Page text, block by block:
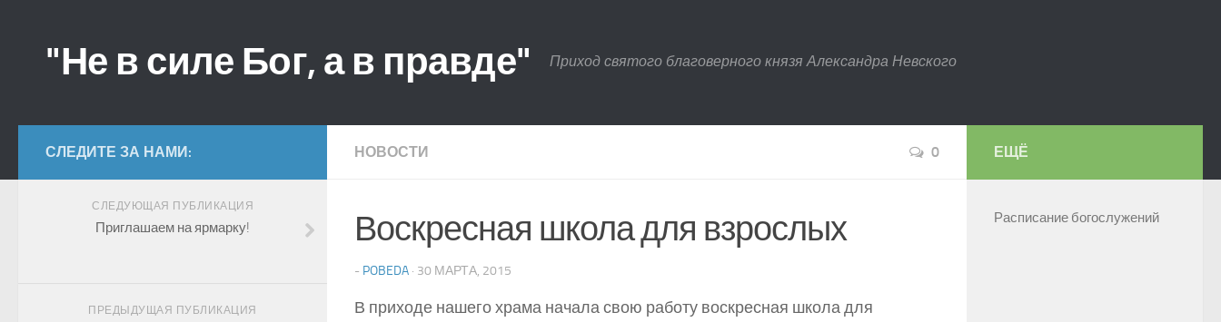
"Не в силе Бог, а в правде" Приход святого благоверного князя Александра Невского
НОВОСТИ 0
Воскресная школа для взрослых
- POBEDA · 30 МАРТА, 2015
В приходе нашего храма начала свою работу воскресная школа для
СЛЕДИТЕ ЗА НАМИ:
СЛЕДУЮЩАЯ ПУБЛИКАЦИЯ
Приглашаем на ярмарку!
ПРЕДЫДУЩАЯ ПУБЛИКАЦИЯ
ЕЩЁ
Расписание богослужений